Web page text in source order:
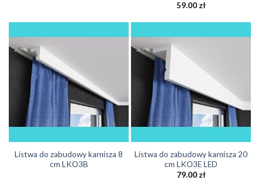
59.00zł
Listwa do zabudowy karnisza 8
cm LKO3B
Listwa do zabudowy karnisza 20
cm LKO3E LED
79.00 zł